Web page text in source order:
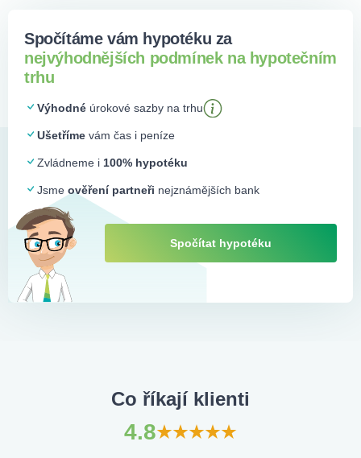
Spočítáme vám hypotéku za
nejvýhodnějších podmínek na hypotečním
trhu
Výhodné úrokové sazby na trhu
Ušetříme vám čas i peníze
Zvládneme i 100% hypotéku
Jsme ověření partneři nejznámějších bank
Spočítat hypotéku
Co říkají klienti
4.8